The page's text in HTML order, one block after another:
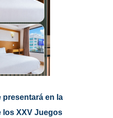
presentará en la
los XXV Juegos